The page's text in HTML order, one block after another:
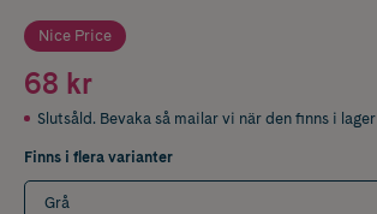
Nice Price
68 kr
Slutsåld. Bevaka så mailar vi när den finns i lager
Finns i flera varianter
Grå